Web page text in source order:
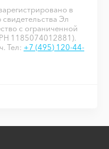
в
Эл
с ограниченной
1185074012881).
Тел: +7 (495) 120-44-